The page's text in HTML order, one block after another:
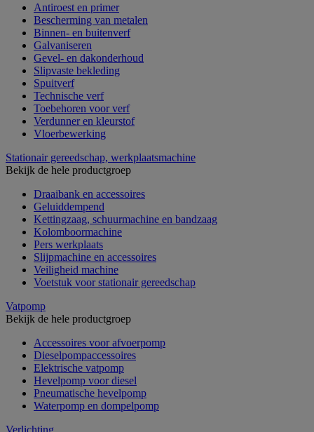
Antiroest en primer
Bescherming van metalen
Binnen- en buitenverf
Galvaniseren
Gevel- en dakonderhoud
Slipvaste bekleding
Spuitverf
Technische verf
Toebehoren voor verf
Verdunner en kleurstof
Vloerbewerking
Stationair gereedschap, werkplaatsmachine
Bekijk de hele productgroep
Draaibank en accessoires
Geluiddempend
Kettingzaag, schuurmachine en bandzaag
Kolomboormachine
Pers werkplaats
Slijpmachine en accessoires
Veiligheid machine
Voetstuk voor stationair gereedschap
Vatpomp
Bekijk de hele productgroep
Accessoires voor afvoerpomp
Dieselpompaccessoires
Elektrische vatpomp
Hevelpomp voor diesel
Pneumatische hevelpomp
Waterpomp en dompelpomp
Verlichting